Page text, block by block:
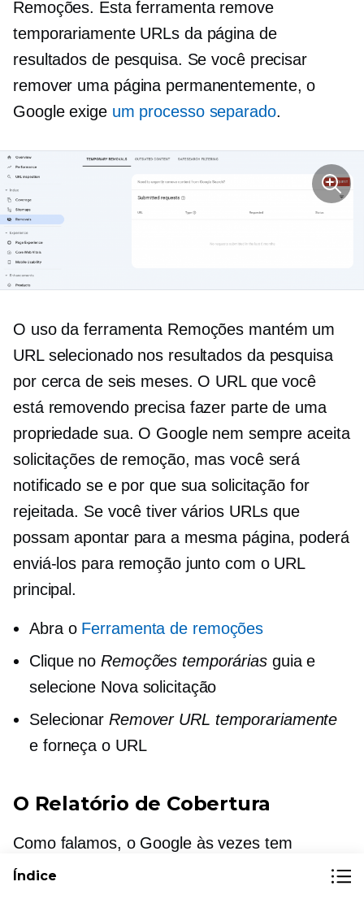
Remoções. Esta ferramenta remove
temporariamente URLs da página de
resultados de pesquisa. Se você precisar
remover uma página permanentemente, o
Google exige um processo separado.
O uso da ferramenta Remoções mantém um
URL selecionado nos resultados da pesquisa
por cerca de seis meses. O URL que você
está removendo precisa fazer parte de uma
propriedade sua. O Google nem sempre aceita
solicitações de remoção, mas você será
notificado se e por que sua solicitação for
rejeitada. Se você tiver vários URLs que
possam apontar para a mesma página, poderá
enviá-los para remoção junto com o URL
principal.
Abra o Ferramenta de remoções
Clique no Remoções temporárias guia e
selecione Nova solicitação
Selecionar Remover URL temporariamente
e forneça o URL
O Relatório de Cobertura
Como falamos, o Google às vezes tem
problemas para rastrear e indexar páginas. A
Índice